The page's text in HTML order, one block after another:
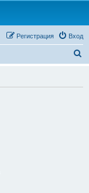
Вход
Регистрация